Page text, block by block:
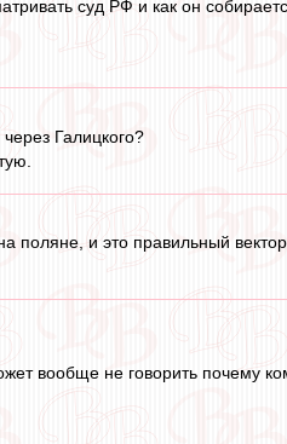
суд РФ и как он
Галицкого?
поляне, и это правильный
вообще не говорить почему